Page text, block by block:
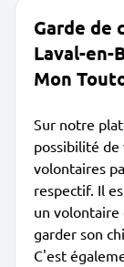
Garde de
Laval-en-
Mon
Sur notre
possibilité
volontaires
respectif. Il
un volontaire
garder son
C'est